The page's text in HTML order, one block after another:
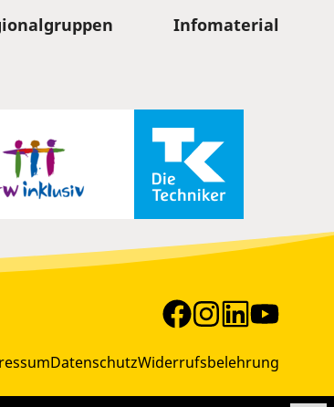
Infomaterial
DatenschutzWiderrufsbelehrung